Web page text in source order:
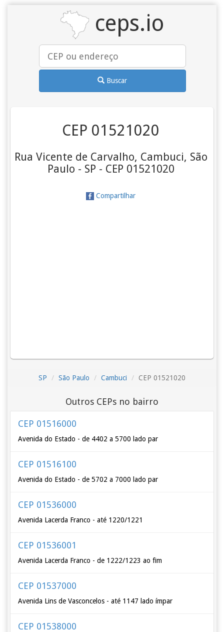
ceps.io
Buscar
CEP 01521020
Rua Vicente de Carvalho, Cambuci, São
Paulo - SP - CEP 01521020
Compartilhar
SP São Paulo Cambuci CEP 01521020
Outros CEPs no bairro
CEP 01516000
Avenida do Estado - de 4402 a 5700 lado par
CEP 01516100
Avenida do Estado - de 5702 a 7000 lado par
CEP 01536000
Avenida Lacerda Franco - até 1220/1221
CEP 01536001
Avenida Lacerda Franco - de 1222/1223 ao fim
CEP 01537000
Avenida Lins de Vasconcelos - até 1147 lado ímpar
CEP 01538000